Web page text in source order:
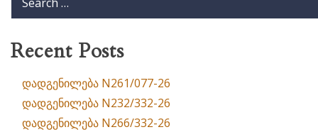
Recent Posts
დადგენილება N261/077-26
დადგენილება N232/332-26
დადგენილება N266/332-26